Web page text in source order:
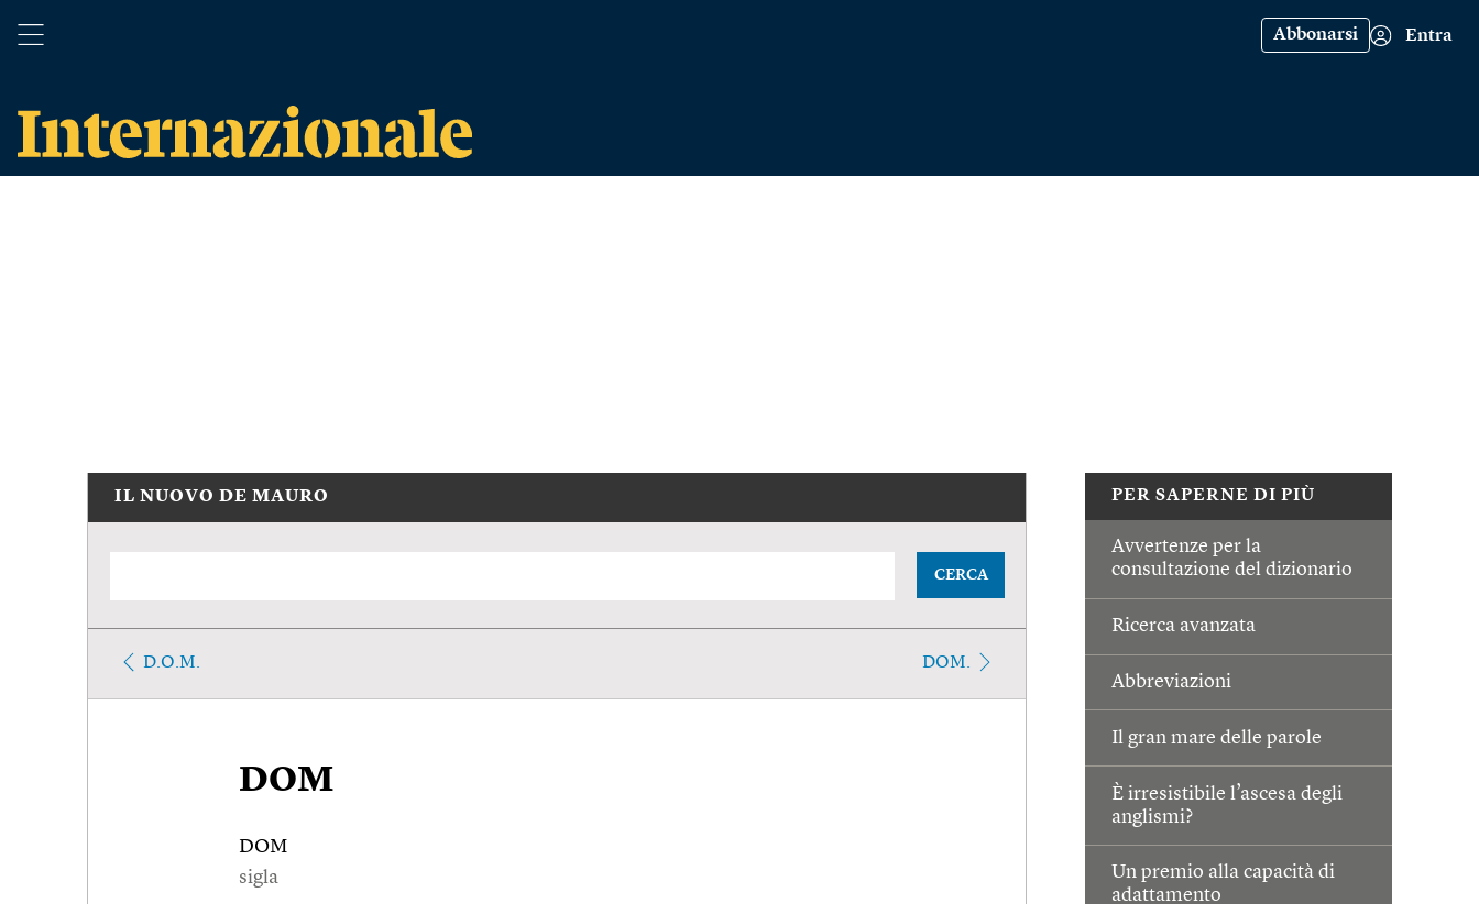
Abbonarsi Entra
PER SAPERNE DI PIÙ
Avvertenze per la
consultazione del dizionario
Ricerca avanzata
Abbreviazioni
Il gran mare delle parole
È irresistibile l’ascesa degli
anglismi?
Un premio alla capacità di
adattamento
IL NUOVO DE MAURO
CERCA
D.O.M. DOM.
DOM
DOM
sigla